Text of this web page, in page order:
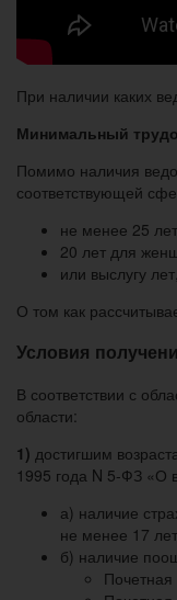
При наличии каких
Минимальный
Помимо наличия
соответствующей
не менее 25
20 лет для
или выслугу
О том как
Условия
В соответствии с
области:
1) достигшим
1995 года N 5-ФЗ «О
а) наличие
не менее 17
б) наличие
Почетная